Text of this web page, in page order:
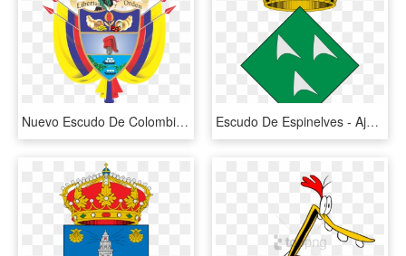
Nuevo Escudo De Colombia Logo Vector - Las Insignias De Colombia, HD Png Download Escudo De Espinelves - Ajuntament De La Llagosta, HD Png Download